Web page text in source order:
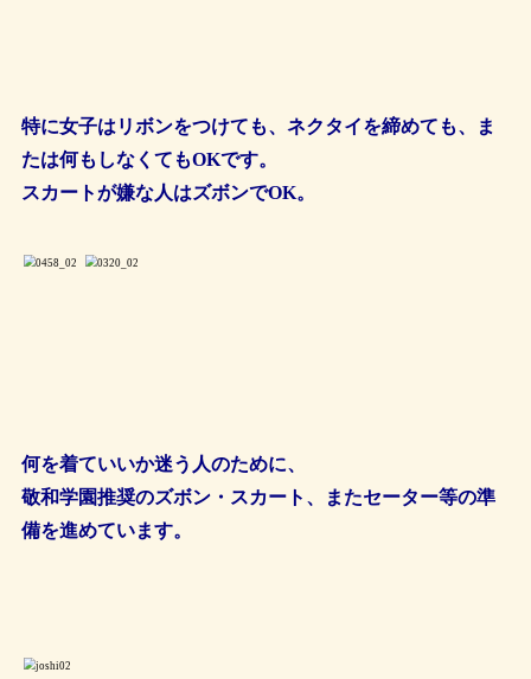
特に女子はリボンをつけても、ネクタイを締めても、ま
たは何もしなくてもOKです。
スカートが嫌な人はズボンでOK。
何を着ていいか迷う人のために、
敬和学園推奨のズボン・スカート、またセーター等の準
備を進めています。